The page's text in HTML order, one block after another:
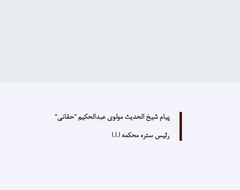
پیامشیخ الحدیث مولوی عبدالحکیم "حقانی"
رئیس ستره محکمه ا.ا.ا